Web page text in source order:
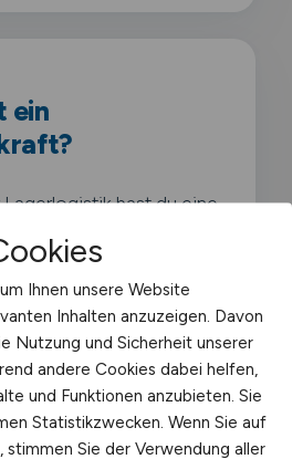
ein
hast du eine
absolviert und
von der
Versand. Du planst
Routen. kalkulierst
arbeitest mit
Du
Aufgaben im Bereich
Ihnen unsere Website
Inhalten anzuzeigen. Davon
Nutzung und Sicherheit unserer
andere Cookies dabei helfen,
und Funktionen anzubieten. Sie
Statistikzwecken. Wenn Sie auf
stimmen Sie der Verwendung aller